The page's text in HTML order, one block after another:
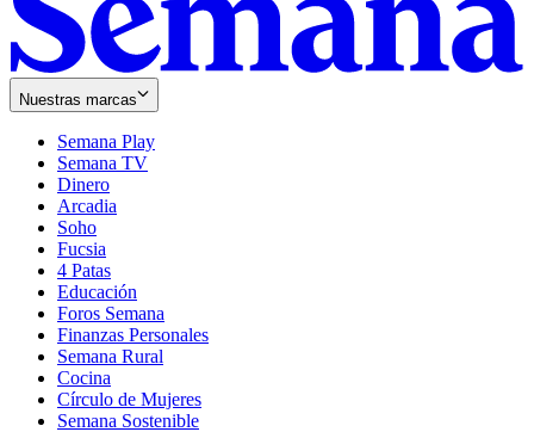
Nuestras marcas
Semana Play
Semana TV
Dinero
Arcadia
Soho
in
new
window
Fucsia
in
new
window
4 Patas
Educación
Foros Semana
Finanzas Personales
Semana Rural
Cocina
Círculo de Mujeres
Semana Sostenible